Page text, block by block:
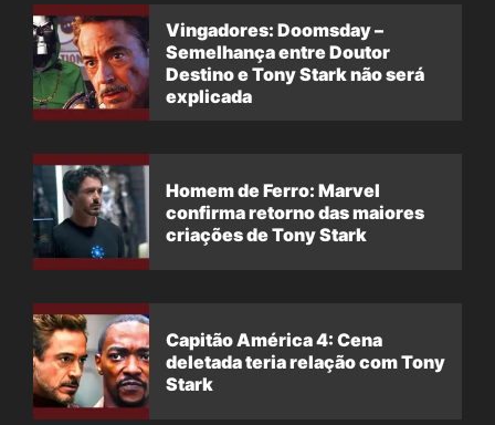
Vingadores: Doomsday –
Semelhança entre Doutor
Destino e Tony Stark não será
explicada
Homem de Ferro: Marvel
confirma retorno das maiores
criações de Tony Stark
Capitão América 4: Cena
deletada teria relação com Tony
Stark